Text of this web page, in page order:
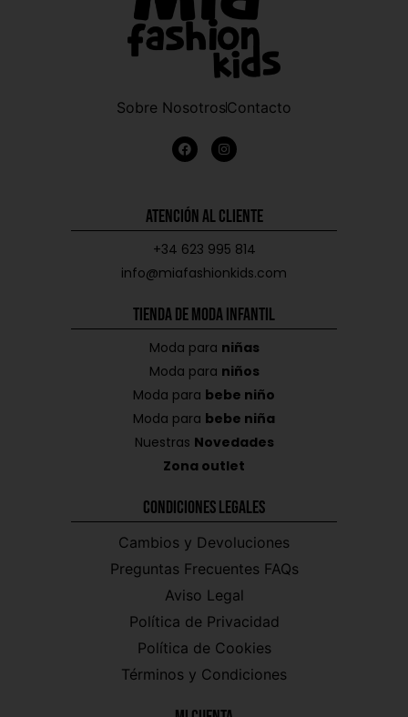
Sobre NosotrosContacto
Atención al Cliente
+34 623 995 814
info@miafashionkids.com
Tienda de Moda Infantil
Moda para niñas
Moda para niños
Moda para bebe niño
Moda para bebe niña
Nuestras Novedades
Zona outlet
Condiciones Legales
Cambios y Devoluciones
Preguntas Frecuentes FAQs
Aviso Legal
Política de Privacidad
Política de Cookies
Términos y Condiciones